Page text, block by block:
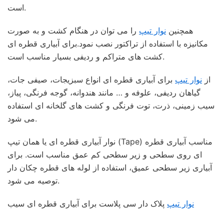
است.
همچنین نوار تیپ را می توان در هنگام کشت و به صورت
مکانیزه با استفاده از تراکتور نصب نمود.برای آبیاری قطره ای
کشت های متراکم و ردیفی بسیار مناسب است.
از نوار تیپ برای آبیاری قطره ای انواع سبزیجات، صیفی جات،
گیاهان ردیفی، علوفه و … مانند هندوانه، گوجه فرنگی، پیاز،
سیب زمینی، ذرت، توت فرنگی و کشت های گلخانه ای استفاده
می شود.
نوار آبیاری قطره ای یا همان تیپ (Tape) مناسب آبیاری قطره
ای روی سطحی و زیر سطحی کم عمق مناسب است. برای
آبیاری زیر سطحی عمیق، استفاده از لوله های قطره چکان دار
توصیه می شود.
نوار تیپ پلاک دار سی پلاست برای آبیاری قطره ای سیب